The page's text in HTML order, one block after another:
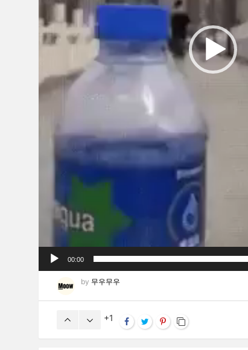
00:00
by 무우무우
1